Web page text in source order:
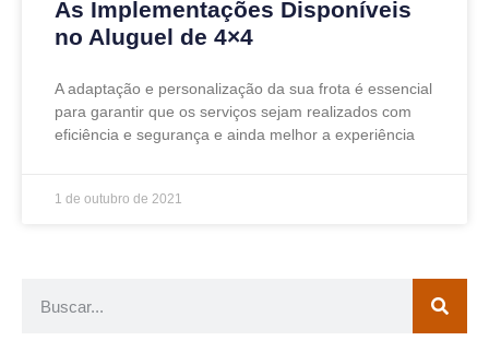
As Implementações Disponíveis
no Aluguel de 4×4
A adaptação e personalização da sua frota é essencial
para garantir que os serviços sejam realizados com
eficiência e segurança e ainda melhor a experiência
1 de outubro de 2021